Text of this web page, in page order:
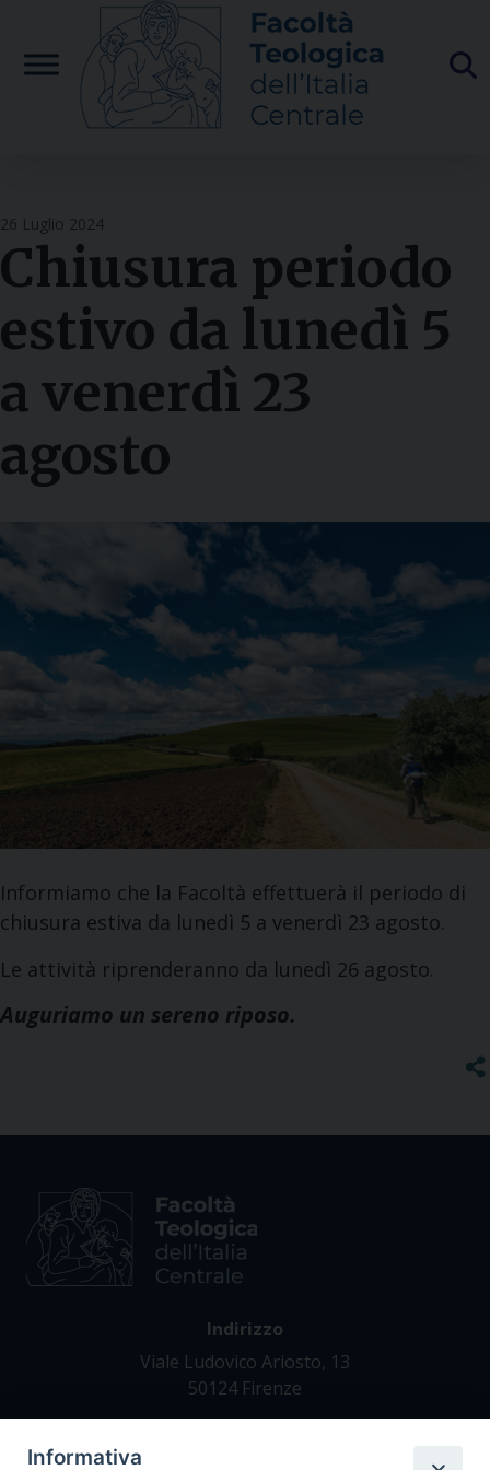
content
26 Luglio 2024
Chiusura periodo
estivo da lunedì 5
a venerdì 23
agosto
Informiamo che la Facoltà effettuerà il periodo di
chiusura estiva da lunedì 5 a venerdì 23 agosto.
Le attività riprenderanno da lunedì 26 agosto.
Auguriamo un sereno riposo.
Indirizzo
Viale Ludovico Ariosto, 13
50124 Firenze
Informativa